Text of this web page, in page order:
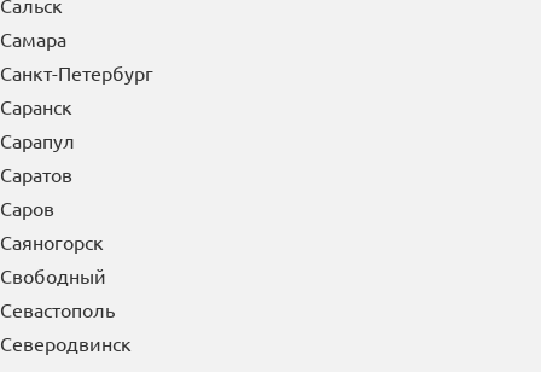
Салават
Сальск
Самара
Санкт-Петербург
Саранск
Сарапул
Саратов
Саров
Саяногорск
Свободный
Севастополь